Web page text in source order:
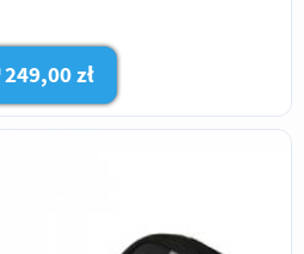
249,00 zł